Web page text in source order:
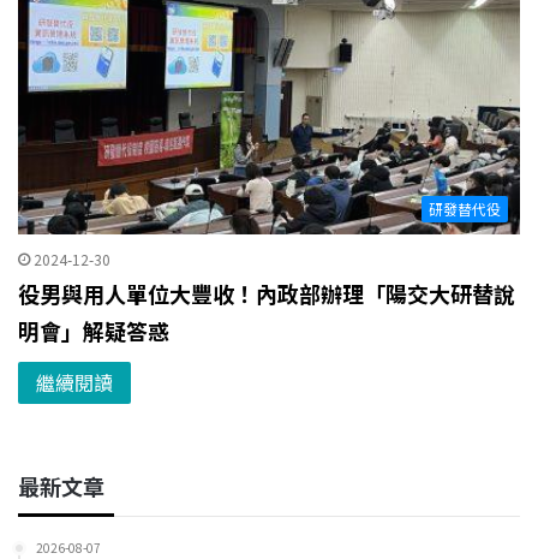
研發替代役
2024-12-30
役男與用人單位大豐收！內政部辦理「陽交大研替說
明會」解疑答惑
繼續閱讀
最新文章
2026-08-07